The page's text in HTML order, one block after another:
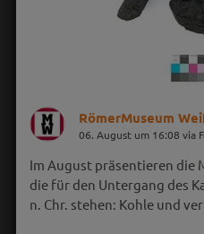
RömerMuseum
06. August um 16:08 via
Im August präsentieren die
die für den Untergang des
n. Chr. stehen: Kohle und